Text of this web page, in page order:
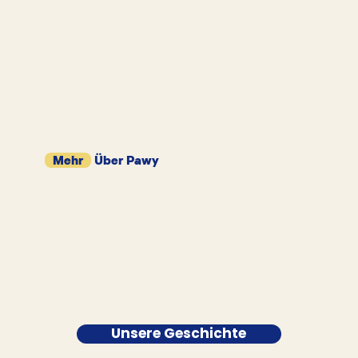
Mehr Über Pawy
Unsere Geschichte